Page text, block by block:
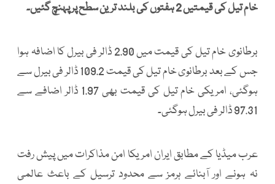
خام تیل کی قیمتیں 2 ہفتوں کی بلند ترین سطح پر پہنچ گئیں۔
برطانوی خام تیل کی قیمت میں 2.90 ڈالر فی بیرل کا اضافہ ہوا
جس کے بعد برطانوی خام تیل کی قیمت 109.2 ڈالر فی بیرل سے
ہوگئی، امریکی خام تیل کی قیمت بھی 1.97 ڈالر اضافے سے
97.31 ڈالر فی بیرل ہوگئی۔
عرب میڈیا کے مطابق ایران امریکا امن مذاکرات میں پیش رفت
نہ ہونے اور آبنائے ہرمز سے محدود ترسیل کے باعث عالمی